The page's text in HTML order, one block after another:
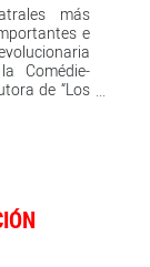
más
e
Comédie-
de “Los
lésbica y
y el
al ser la